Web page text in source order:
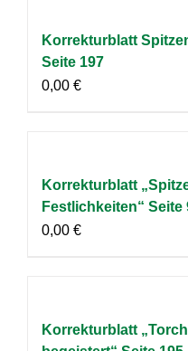
Korrekturblatt
Seite 197
0,00 €
Korrekturblatt
Festlichkeiten“ Seite
0,00 €
Korrekturblatt